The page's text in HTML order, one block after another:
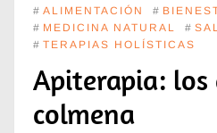
# ALIMENTACIÓN #
# MEDICINA NATURAL #
# TERAPIAS HOLÍSTICAS
Apiterapia: los
colmena